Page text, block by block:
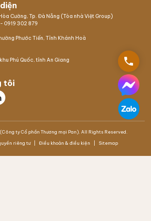
Cường, Tp. Đà Nẵng (Tòa nhà Việt Group)
- 0919 302 879
Phước Tiến, Tỉnh Khánh Hoà
Phú Quốc, tỉnh An Giang
tôi
ty Cổ phần Thương mại Pan). All Rights Reserved.
riêng tư Điều khoản & điều kiện Sitemap
phone